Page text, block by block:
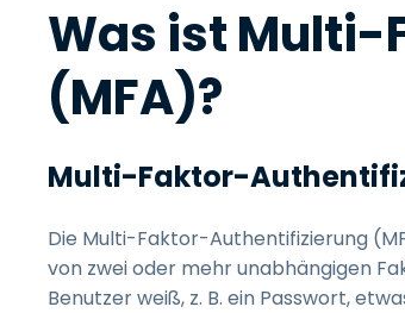
Was ist
(MFA)?
Multi-Faktor-
Die Multi-Faktor-Authentifizierung
von zwei oder mehr unabhängigen
Benutzer weiß, z. B. ein Passwort,